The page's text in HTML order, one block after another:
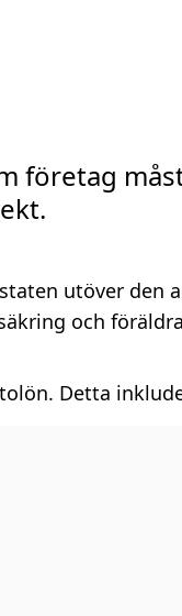
företag
utöver den
och
Detta